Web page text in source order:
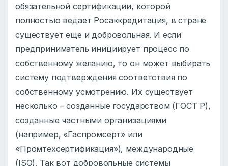
обязательной сертификации, которой
полностью ведает Росаккредитация, в стране
существует еще и добровольная. И если
предприниматель инициирует процесс по
собственному желанию, то он может выбирать
систему подтверждения соответствия по
собственному усмотрению. Их существует
несколько – созданные государством (ГОСТ Р),
созданные частными организациями
(например, «Гаспромсерт» или
«Промтехсертификация»), международные
(ISO). Так вот добровольные системы